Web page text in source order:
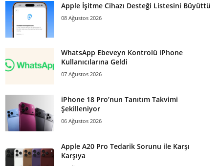
Apple İşitme Cihazı Desteği Listesini Büyüttü
08 Ağustos 2026
WhatsApp Ebeveyn Kontrolü iPhone
Kullanıcılarına Geldi
07 Ağustos 2026
iPhone 18 Pro’nun Tanıtım Takvimi
Şekilleniyor
06 Ağustos 2026
Apple A20 Pro Tedarik Sorunu ile Karşı
Karşıya